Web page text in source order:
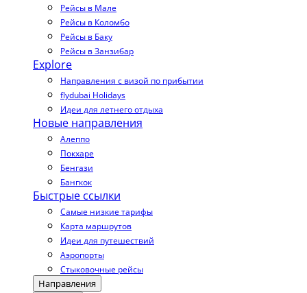
Рейсы в Мале
Рейсы в Коломбо
Рейсы в Баку
Рейсы в Занзибар
Explore
Направления с визой по прибытии
flydubai Holidays
Идеи для летнего отдыха
Новые направления
Алеппо
Покхаре
Бенгази
Бангкок
Быстрые ссылки
Самые низкие тарифы
Карта маршрутов
Идеи для путешествий
Аэропорты
Стыковочные рейсы
Направления